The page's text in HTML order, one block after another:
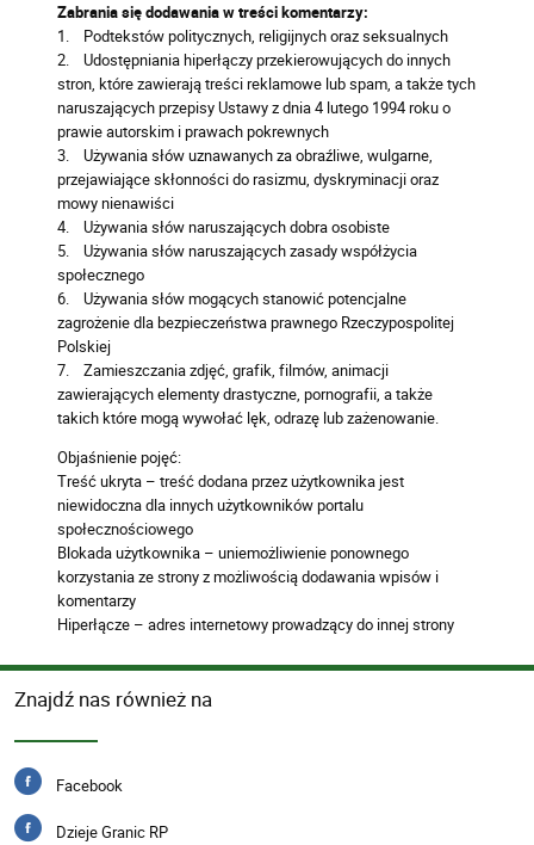
Zabrania się dodawania w treści komentarzy:
1. Podtekstów politycznych, religijnych oraz seksualnych
2. Udostępniania hiperłączy przekierowujących do innych
stron, które zawierają treści reklamowe lub spam, a także tych
naruszających przepisy Ustawy z dnia 4 lutego 1994 roku o
prawie autorskim i prawach pokrewnych
3. Używania słów uznawanych za obraźliwe, wulgarne,
przejawiające skłonności do rasizmu, dyskryminacji oraz
mowy nienawiści
4. Używania słów naruszających dobra osobiste
5. Używania słów naruszających zasady współżycia
społecznego
6. Używania słów mogących stanowić potencjalne
zagrożenie dla bezpieczeństwa prawnego Rzeczypospolitej
Polskiej
7. Zamieszczania zdjęć, grafik, filmów, animacji
zawierających elementy drastyczne, pornografii, a także
takich które mogą wywołać lęk, odrazę lub zażenowanie.
Objaśnienie pojęć:
Treść ukryta – treść dodana przez użytkownika jest
niewidoczna dla innych użytkowników portalu
społecznościowego
Blokada użytkownika – uniemożliwienie ponownego
korzystania ze strony z możliwością dodawania wpisów i
komentarzy
Hiperłącze – adres internetowy prowadzący do innej strony
Znajdź nas również na
Facebook
Dzieje Granic RP